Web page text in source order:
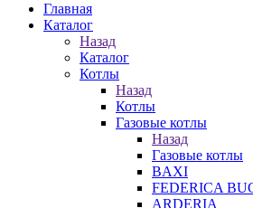
Главная
Каталог
Назад
Каталог
Котлы
Назад
Котлы
Газовые котлы
Назад
Газовые котлы
BAXI
FEDERICA
ARDERIA